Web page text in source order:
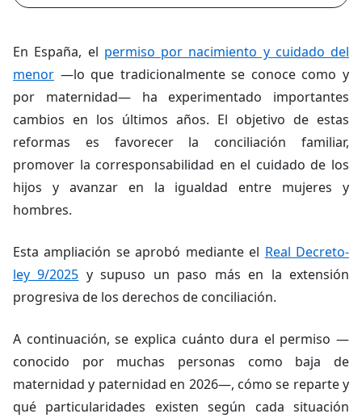
En España, el permiso por nacimiento y cuidado del
menor —lo que tradicionalmente se conoce como y
por maternidad— ha experimentado importantes
cambios en los últimos años. El objetivo de estas
reformas es favorecer la conciliación familiar,
promover la corresponsabilidad en el cuidado de los
hijos y avanzar en la igualdad entre mujeres y
hombres.
Esta ampliación se aprobó mediante el Real Decreto-
ley 9/2025 y supuso un paso más en la extensión
progresiva de los derechos de conciliación.
A continuación, se explica cuánto dura el permiso —
conocido por muchas personas como baja de
maternidad y paternidad en 2026—, cómo se reparte y
qué particularidades existen según cada situación